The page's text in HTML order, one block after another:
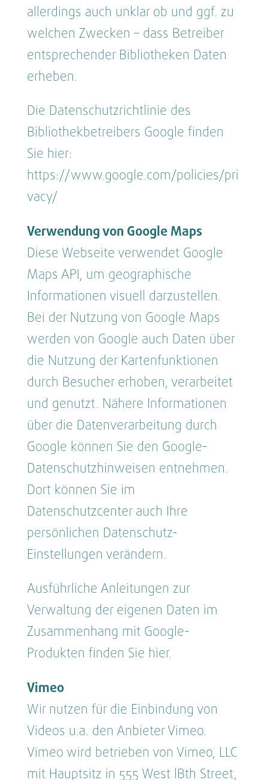
allerdings auch unklar ob und ggf. zu
welchen Zwecken – dass Betreiber
entsprechender Bibliotheken Daten
erheben.
Die Datenschutzrichtlinie des
Bibliothekbetreibers Google finden
Sie hier:
https://www.google.com/policies/pri
vacy/
Verwendung von Google Maps
Diese Webseite verwendet Google
Maps API, um geographische
Informationen visuell darzustellen.
Bei der Nutzung von Google Maps
werden von Google auch Daten über
die Nutzung der Kartenfunktionen
durch Besucher erhoben, verarbeitet
und genutzt. Nähere Informationen
über die Datenverarbeitung durch
Google können Sie den Google-
Datenschutzhinweisen entnehmen.
Dort können Sie im
Datenschutzcenter auch Ihre
persönlichen Datenschutz-
Einstellungen verändern.
Ausführliche Anleitungen zur
Verwaltung der eigenen Daten im
Zusammenhang mit Google-
Produkten finden Sie hier.
Vimeo
Wir nutzen für die Einbindung von
Videos u.a. den Anbieter Vimeo.
Vimeo wird betrieben von Vimeo, LLC
mit Hauptsitz in 555 West lBth Street,